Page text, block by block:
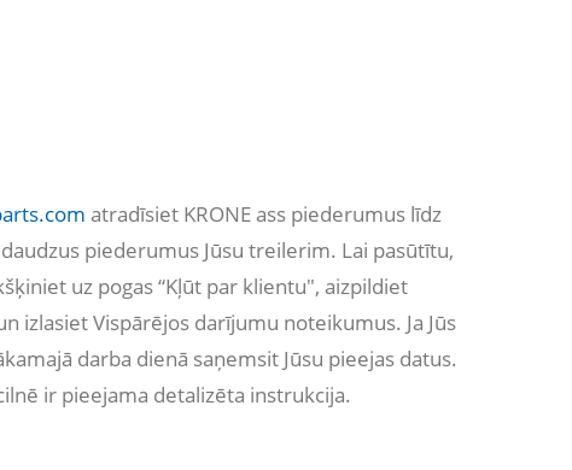
atradīsiet KRONE ass piederumus līdz
piederumus Jūsu treilerim. Lai pasūtītu,
uz pogas “Kļūt par klientu", aizpildiet
izlasiet Vispārējos darījumu noteikumus. Ja Jūs
darba dienā saņemsit Jūsu pieejas datus.
ir pieejama detalizēta instrukcija.